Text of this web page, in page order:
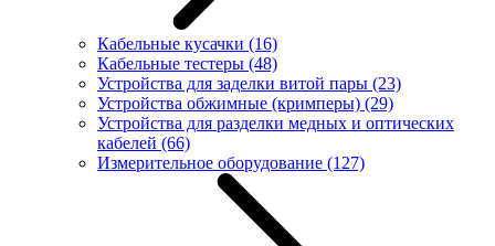
Кабельные кусачки (16)
Кабельные тестеры (48)
Устройства для заделки витой пары (23)
Устройства обжимные (кримперы) (29)
Устройства для разделки медных и оптических
кабелей (66)
Измерительное оборудование (127)